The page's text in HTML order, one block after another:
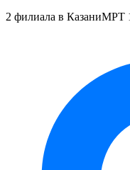
2 филиала в КазаниМРТ